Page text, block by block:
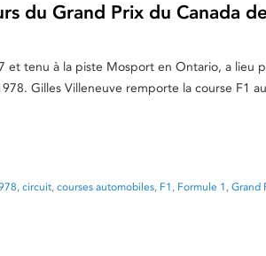
du Grand Prix du Canada
et tenu à la piste Mosport en Ontario, a lieu
Gilles Villeneuve remporte la course F1
, circuit, courses automobiles, F1 , Formule 1 , Grand